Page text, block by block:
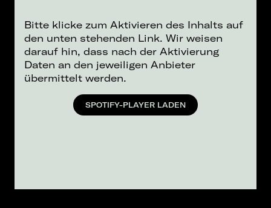
Bitte klicke zum Aktivieren des Inhalts auf
den unten stehenden Link. Wir weisen
darauf hin, dass nach der Aktivierung
Daten an den jeweiligen Anbieter
übermittelt werden.
SPOTIFY-PLAYER LADEN